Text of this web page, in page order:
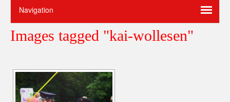
Images tagged "kai-wollesen"